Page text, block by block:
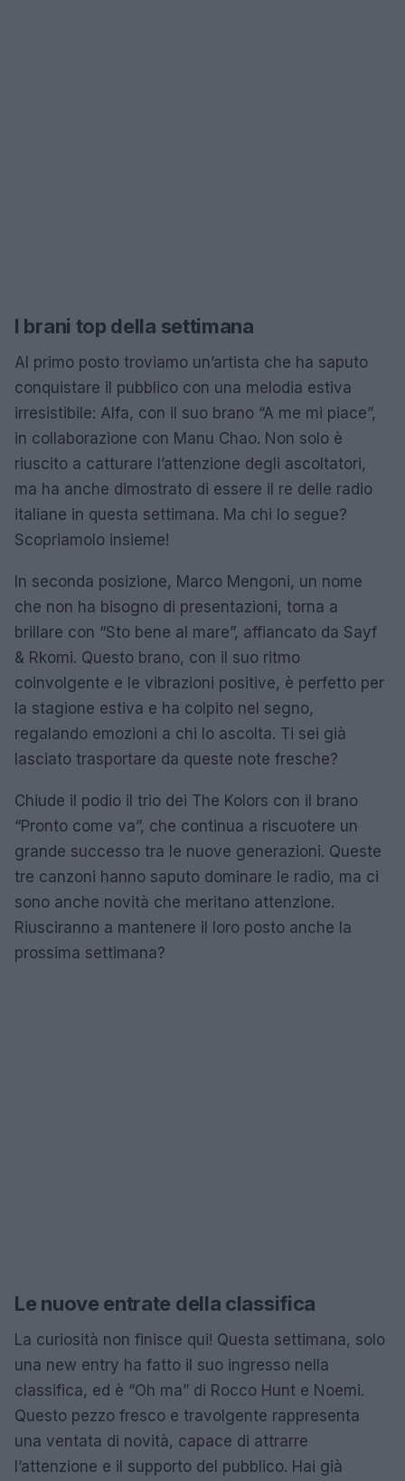
I brani top della settimana
Al primo posto troviamo un’artista che ha saputo
conquistare il pubblico con una melodia estiva
irresistibile: Alfa, con il suo brano “A me mi piace”,
in collaborazione con Manu Chao. Non solo è
riuscito a catturare l’attenzione degli ascoltatori,
ma ha anche dimostrato di essere il re delle radio
italiane in questa settimana. Ma chi lo segue?
Scopriamolo insieme!
In seconda posizione, Marco Mengoni, un nome
che non ha bisogno di presentazioni, torna a
brillare con “Sto bene al mare”, affiancato da Sayf
& Rkomi. Questo brano, con il suo ritmo
coinvolgente e le vibrazioni positive, è perfetto per
la stagione estiva e ha colpito nel segno,
regalando emozioni a chi lo ascolta. Ti sei già
lasciato trasportare da queste note fresche?
Chiude il podio il trio dei The Kolors con il brano
“Pronto come va”, che continua a riscuotere un
grande successo tra le nuove generazioni. Queste
tre canzoni hanno saputo dominare le radio, ma ci
sono anche novità che meritano attenzione.
Riusciranno a mantenere il loro posto anche la
prossima settimana?
Le nuove entrate della classifica
La curiosità non finisce qui! Questa settimana, solo
una new entry ha fatto il suo ingresso nella
classifica, ed è “Oh ma” di Rocco Hunt e Noemi.
Questo pezzo fresco e travolgente rappresenta
una ventata di novità, capace di attrarre
l’attenzione e il supporto del pubblico. Hai già